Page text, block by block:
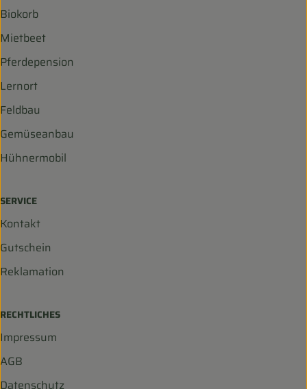
Biokorb
Mietbeet
Pferdepension
Lernort
Feldbau
Gemüseanbau
Hühnermobil
SERVICE
Kontakt
Gutschein
Reklamation
RECHTLICHES
Impressum
AGB
Datenschutz